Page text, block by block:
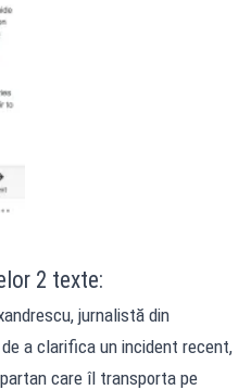
2 texte:
jurnalistă din
a clarifica un incident recent,
care îl transporta pe